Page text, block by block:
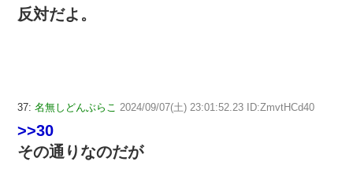
反対だよ。
37: 名無しどんぶらこ 2024/09/07(土) 23:01:52.23 ID:ZmvtHCd40
>>30
その通りなのだが